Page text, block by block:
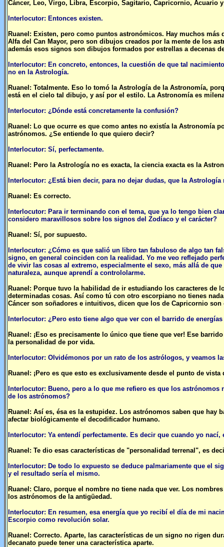
Cáncer, Leo, Virgo, Libra, Escorpio, Sagitario, Capricornio, Acuario
Interlocutor: Entonces existen.
Ruanel: Existen, pero como puntos astronómicos. Hay muchos
Alfa del Can Mayor, pero son dibujos creados por la mente de los
además esos signos son dibujos formados por estrellas a decenas
Interlocutor: En concreto, entonces, la cuestión de que tal
no en la Astrología.
Ruanel: Totalmente. Eso lo tomó la Astrología de la Astronomía,
está en el cielo tal dibujo, y así por el estilo. La Astronomía es
Interlocutor: ¿Dónde está concretamente la confusión?
Ruanel: Lo que ocurre es que como antes no existía la Astronomía
astrónomos. ¿Se entiende lo que quiero decir?
Interlocutor: Sí, perfectamente.
Ruanel: Pero la Astrología no es exacta, la ciencia exacta es la
Interlocutor: ¿Está bien decir, para no dejar dudas, que la
Ruanel: Es correcto.
Interlocutor: Para ir terminando con el tema, que ya lo tengo bien
considero maravillosos sobre los signos del Zodíaco y el carácter?
Ruanel: Sí, por supuesto.
Interlocutor: ¿Cómo es que salió un libro tan fabuloso de algo tan
signo, en general coinciden con la realidad. Yo me veo reflejado
de vivir las cosas al extremo, especialmente el sexo, más allá de
naturaleza, aunque aprendí a contrololarme.
Ruanel: Porque tuvo la habilidad de ir estudiando los caracteres
determinadas cosas. Así como tú con otro escorpiano no tienes
Cáncer son soñadores e intuitivos, dicen que los de Capricornio
Interlocutor: ¿Pero esto tiene algo que ver con el barrido de
Ruanel: ¡Eso es precisamente lo único que tiene que ver! Ese
la personalidad de por vida.
Interlocutor: Olvidémonos por un rato de los astrólogos, y veamos
Ruanel: ¡Pero es que esto es exclusivamente desde el punto de
Interlocutor: Bueno, pero a lo que me refiero es que los
de los astrónomos?
Ruanel: Así es, ésa es la estupidez. Los astrónomos saben que hay
afectar biológicamente el decodificador humano.
Interlocutor: Ya entendí perfectamente. Es decir que cuando yo
Ruanel: Te dio esas características de "personalidad terrenal", es
Interlocutor: De todo lo expuesto se deduce palmariamente que el
y el resultado sería el mismo.
Ruanel: Claro, porque el nombre no tiene nada que ver. Los
los astrónomos de la antigüedad.
Interlocutor: En resumen, esa energía que yo recibí el día de mi
Escorpio como revolución solar.
Ruanel: Correcto. Aparte, las características de un signo no rigen
decanato puede tener una característica aparte.